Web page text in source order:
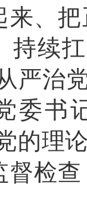
来、
持续
严治
委书
的理
督检